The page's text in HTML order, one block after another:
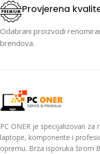
Provjerena
Odabrani proizvodi
brendova.
PC ONER je specijalizovan za
laptope, komponente i
opremu. Brza isporuka širom